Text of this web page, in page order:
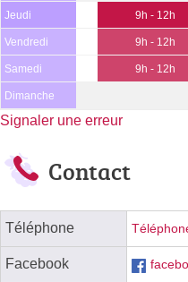
Jeudi 9h - 12h
Vendredi 9h - 12h
Samedi 9h - 12h
Dimanche
Signaler une erreur
Contact
Téléphone
Facebook